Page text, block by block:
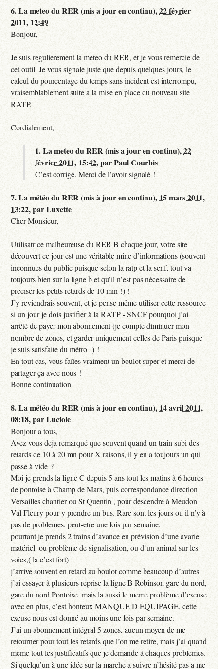
6.La meteo du RER (mis a jour en continu),22 février
2011, 12:49
Bonjour,
Je suis regulierement la meteo du RER, et je vous remercie de
cet outil. Je vous signale juste que depuis quelques jours, le
calcul du pourcentage du temps sans incident est interrompu,
vraisemblablement suite a la mise en place du nouveau site
RATP.
Cordialement,
1.La meteo du RER (mis a jour en continu),22
février 2011, 15:42,parPaul Courbis
C’est corrigé. Merci de l’avoir signalé !
7.La météo du RER (mis à jour en continu), 15 mars 2011,
13:22,parLuxette
Cher Monsieur,
Utilisatrice malheureuse du RER B chaque jour, votre site
découvert ce jour est une véritable mine d’informations (souvent
inconnues du public puisque selon la ratp et la scnf, tout va
toujours bien sur la ligne b et qu’il n’est pas nécessaire de
préciser les petits retards de 10 min !) !
J’y reviendrais souvent, et je pense même utiliser cette ressource
si un jour je dois justifier à la RATP - SNCF pourquoi j’ai
arrêté de payer mon abonnement (je compte diminuer mon
nombre de zones, et garder uniquement celles de Paris puisque
je suis satisfaite du métro !) !
En tout cas, vous faîtes vraiment un boulot super et merci de
partager ça avec nous !
Bonne continuation
8.La météo du RER (mis à jour en continu), 14 avril 2011,
08:18,parLuciole
Bonjour a tous,
Avez vous deja remarqué que souvent quand un train subi des
retards de 10 à 20 mn pour X raisons, il y en a toujours un qui
passe à vide ?
Moi je prends la ligne C depuis 5 ans tout les matins à 6 heures
de pontoise à Champ de Mars, puis correspondance direction
Versailles chantier ou St Quentin , pour descendre à Meudon
Val Fleury pour y prendre un bus. Rare sont les jours ou il n’y à
pas de problemes, peut-etre une fois par semaine.
pourtant je prends 2 trains d’avance en prévision d’une avarie
matériel, ou problème de signalisation, ou d’un animal sur les
voies,( la c’est fort)
j’arrive souvent en retard au boulot comme beaucoup d’autres,
j’ai essayer à plusieurs reprise la ligne B Robinson gare du nord,
gare du nord Pontoise, mais la aussi le meme problème d’excuse
avec en plus, c’est honteux MANQUE D EQUIPAGE, cette
excuse nous est donné au moins une fois par semaine.
J’ai un abonnement intégral 5 zones, aucun moyen de me
retourner pour tout les retards que l’on me retire, mais j’ai quand
meme tout les justificatifs que je demande à chaques problemes.
Si quelqu’un à une idée sur la marche a suivre n’hésité pas a me